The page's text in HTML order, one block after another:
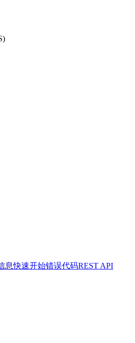
息快速开始错误代码REST API